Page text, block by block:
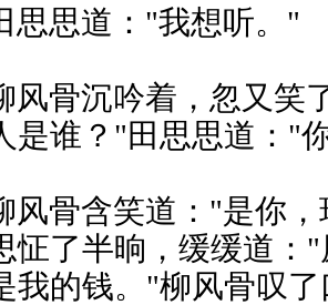
思道："我想听。"
骨沉吟着，忽又笑
是谁？"田思思道："
骨含笑道："是你，
怔了半晌，缓缓道：
我的钱。"柳风骨叹